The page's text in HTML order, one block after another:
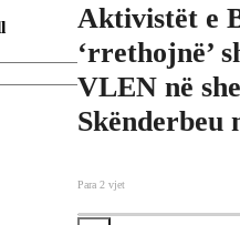
Aktivistët e
‘rrethojnë’
VLEN në
Skënderbeu
Para 2 vjet